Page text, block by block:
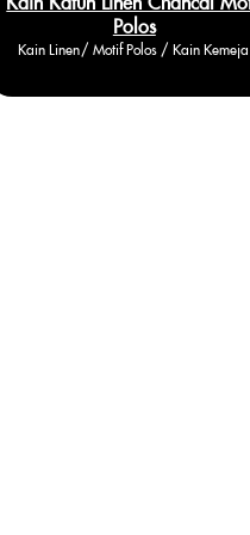
Polos
Kain Linen / Motif Polos / Kain Kemeja